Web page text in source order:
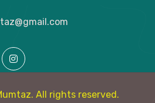
All rights reserved.